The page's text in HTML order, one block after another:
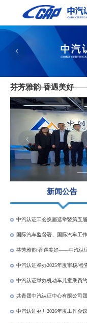
中汽认证举办
新闻公告
中汽认证工会换届选举暨第五
国际汽车监督署、国际汽车工
芬芳雅韵·香遇美好——中汽认
中汽认证举办2025年度审核/检
中汽认证举办机动车儿童乘员
共青团中汽认证中心有限公司
中汽认证召开2026年度工作会